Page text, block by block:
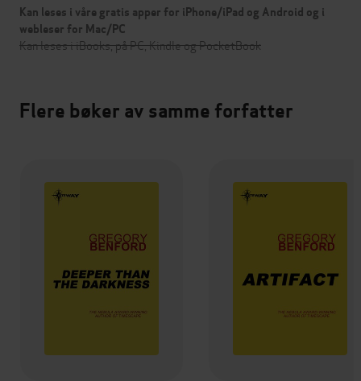
Kan leses i våre gratis apper for iPhone/iPad og Android og i
webleser for Mac/PC
Kan leses i iBooks, på PC, Kindle og PocketBook
Flere bøker av samme forfatter